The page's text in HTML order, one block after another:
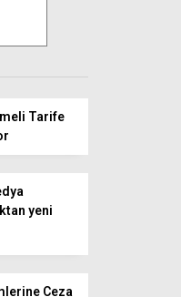
Tarife
yeni
Ceza